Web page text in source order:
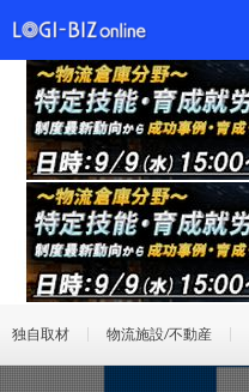
独自取材 物流施設/不動産